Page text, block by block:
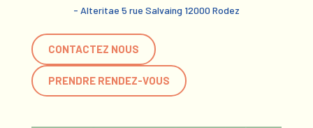
- Alteritae 5 rue Salvaing 12000 Rodez
CONTACTEZ NOUS
PRENDRE RENDEZ-VOUS